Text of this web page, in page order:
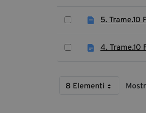
5. Trame.10
4. Trame.10
8 Elementi
Per Page